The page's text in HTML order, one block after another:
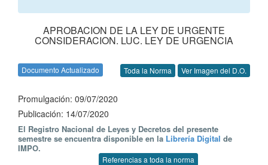
APROBACION DE LA LEY DE URGENTE
CONSIDERACION. LUC. LEY DE URGENCIA
Documento Actualizado Toda la Norma Ver Imagen del D.O.
Promulgación: 09/07/2020
Publicación: 14/07/2020
El Registro Nacional de Leyes y Decretos del presente
semestre se encuentra disponible en la Librería Digital de
IMPO.
Referencias a toda la norma